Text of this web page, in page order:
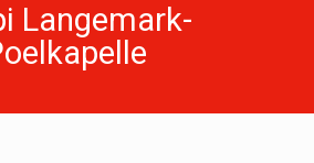
Langemark-